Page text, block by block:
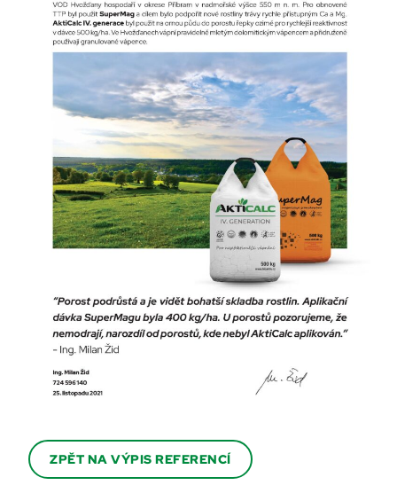
ZPĚT NA VÝPIS REFERENCÍ